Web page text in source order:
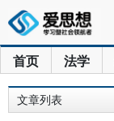
首页 法学
文章列表